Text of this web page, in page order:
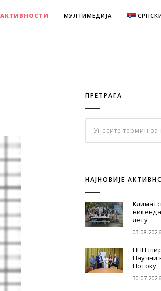
АКТИВНОСТИ МУЛТИМЕДИЈА
ПРЕТРАГА
НАЈНОВИЈЕ
лету
03.08.2026
ЦПН
Научни
Потоку
30.07.2026